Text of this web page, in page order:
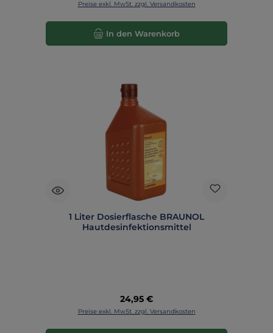
Preise exkl. MwSt. zzgl. Versandkosten
In den Warenkorb
1 Liter Dosierflasche BRAUNOL
Hautdesinfektionsmittel
Regulärer Preis:
24,95 €
Preise exkl. MwSt. zzgl. Versandkosten